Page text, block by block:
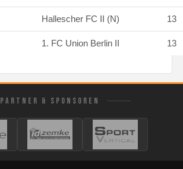
Hallescher FC II (N) 13
1. FC Union Berlin II 13
PARTNER & SPONSOREN